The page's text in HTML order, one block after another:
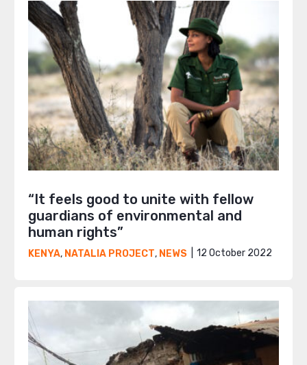
“It feels good to unite with fellow
guardians of environmental and
human rights”
KENYA, NATALIA PROJECT, NEWS 12 October 2022